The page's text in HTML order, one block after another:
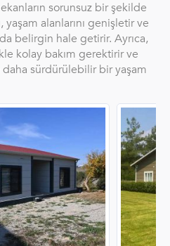
sorunsuz bir şekilde
alanlarını genişletir ve
belirgin hale getirir. Ayrıca,
kolay bakım gerektirir ve
sürdürülebilir bir yaşam